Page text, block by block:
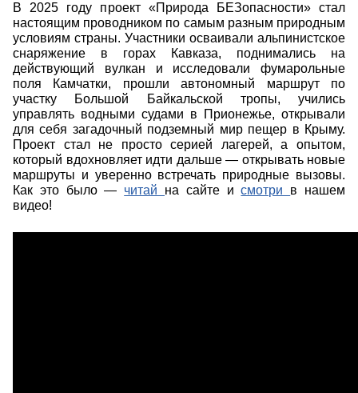
В 2025 году проект «Природа БЕЗопасности»стал
настоящим проводником по самым разным природным
условиям страны. Участники осваивали альпинистское
снаряжение в горах Кавказа, поднимались на
действующий вулкан и исследовали фумарольные
поля Камчатки, прошли автономный маршрут по
участку Большой Байкальской тропы, учились
управлять водными судами в Прионежье, открывали
для себя загадочный подземный мир пещер в Крыму.
Проект стал не просто серией лагерей, а опытом,
который вдохновляет идти дальше — открывать новые
маршруты и уверенно встречать природные вызовы.
Как это было — читай на сайте исмотри в нашем
видео!